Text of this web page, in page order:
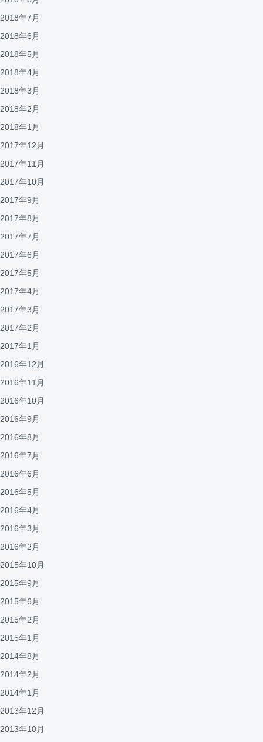
2018年7月
2018年6月
2018年5月
2018年4月
2018年3月
2018年2月
2018年1月
2017年12月
2017年11月
2017年10月
2017年9月
2017年8月
2017年7月
2017年6月
2017年5月
2017年4月
2017年3月
2017年2月
2017年1月
2016年12月
2016年11月
2016年10月
2016年9月
2016年8月
2016年7月
2016年6月
2016年5月
2016年4月
2016年3月
2016年2月
2015年10月
2015年9月
2015年6月
2015年2月
2015年1月
2014年8月
2014年2月
2014年1月
2013年12月
2013年10月